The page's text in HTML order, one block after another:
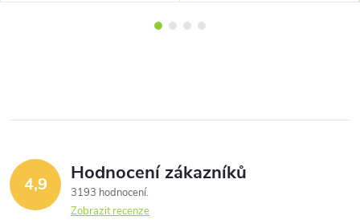
4,9 Hodnocení zákazníků
3193 hodnocení
Zobrazit recenze